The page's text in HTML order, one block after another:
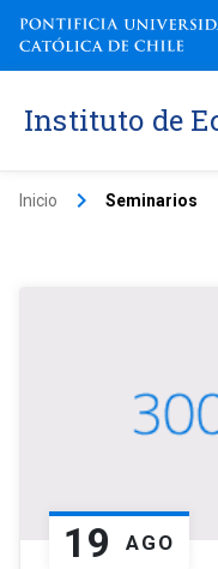
Instituto de
Inicio keyboard_arrow_right Seminarios
19 AGO